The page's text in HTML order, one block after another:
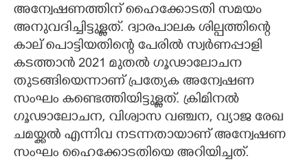
അന്വേഷണത്തിന് ഹൈക്കോടതി സമയം
അനുവദിച്ചിട്ടുള്ളത്. ദ്വാരപാലക ശില്പത്തിന്റെ
കാല് പൊട്ടിയതിന്റെ പേരിൽ സ്വർണപ്പാളി
കടത്താൻ 2021 മുതൽ ഗൂഢാലോചന
തുടങ്ങിയെന്നാണ് പ്രത്യേക അന്വേഷണ
സംഘം കണ്ടെത്തിയിട്ടുള്ളത്. ക്രിമിനൽ
ഗൂഢാലോചന, വിശ്വാസ വഞ്ചന, വ്യാജ രേഖ
ചമയ്ക്കൽ എന്നിവ നടന്നതായാണ് അന്വേഷണ
സംഘം ഹൈക്കോടതിയെ അറിയിച്ചത്.